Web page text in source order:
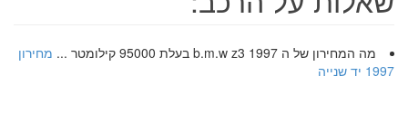
מה המחירון של ה b.m.w z3 1997 בעלת 95000 קילומטר ...
מחירון
1997 יד שנייה